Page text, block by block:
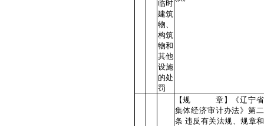
临时
建筑
物、
构筑
物和
其他
设施
的处
罚
【规 章】《辽宁省
集体经济审计办法》第
条 违反有关法规、规章